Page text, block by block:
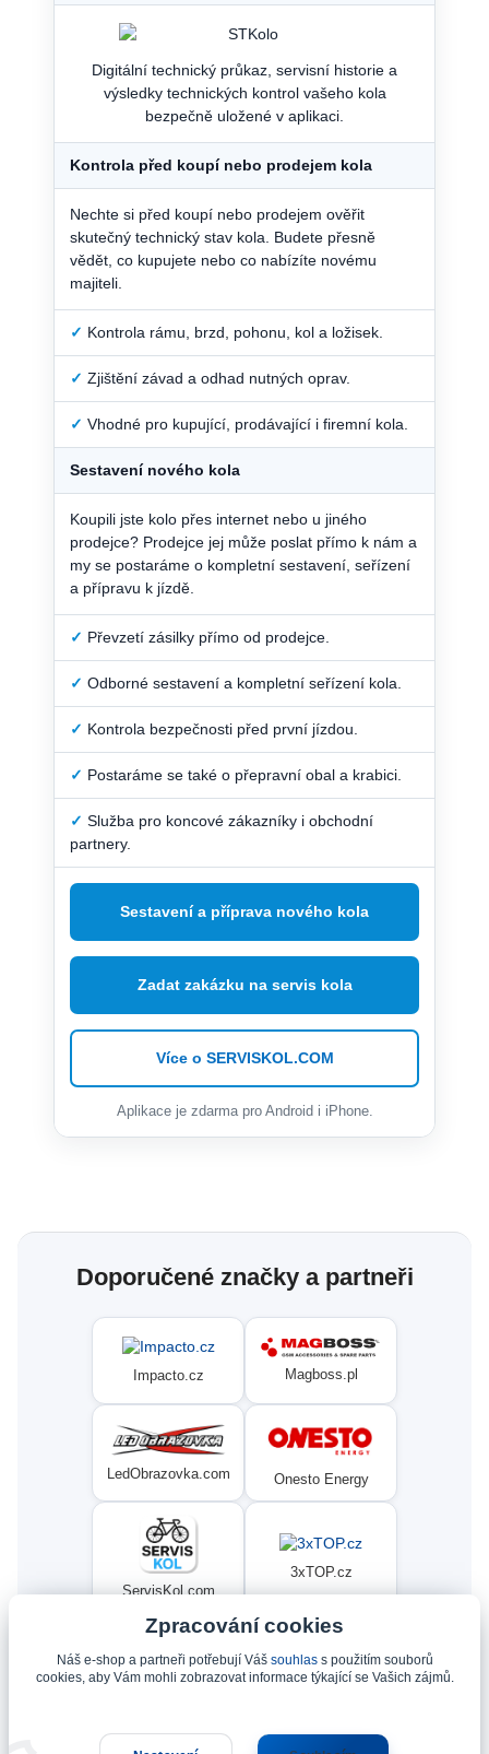
Digitální technický průkaz, servisní historie a
výsledky technických kontrol vašeho kola
bezpečně uložené v aplikaci.
Kontrola před koupí nebo prodejem kola
Nechte si před koupí nebo prodejem ověřit
skutečný technický stav kola. Budete přesně
vědět, co kupujete nebo co nabízíte novému
majiteli.
✓ Kontrola rámu, brzd, pohonu, kol a ložisek.
✓ Zjištění závad a odhad nutných oprav.
✓ Vhodné pro kupující, prodávající i firemní kola.
Sestavení nového kola
Koupili jste kolo přes internet nebo u jiného
prodejce? Prodejce jej může poslat přímo k nám a
my se postaráme o kompletní sestavení, seřízení
a přípravu k jízdě.
✓ Převzetí zásilky přímo od prodejce.
✓ Odborné sestavení a kompletní seřízení kola.
✓ Kontrola bezpečnosti před první jízdou.
✓ Postaráme se také o přepravní obal a krabici.
✓ Služba pro koncové zákazníky i obchodní
partnery.
Sestavení a příprava nového kola
Zadat zakázku na servis kola
Více o SERVISKOL.COM
Aplikace je zdarma pro Android i iPhone.
Doporučené značky a partneři
Impacto.cz Magboss.pl
LedObrazovka.com Onesto Energy
ServisKol.com
3xTOP.cz
Condat Ninex.cz
Zpracování cookies
Náš e-shop a partneři potřebují Váš souhlass použitím souborů
cookies, aby Vám mohli zobrazovat informace týkající se Vašich zájmů.